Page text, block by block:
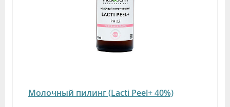
Молочный пилинг (Lacti Peel+ 40%)